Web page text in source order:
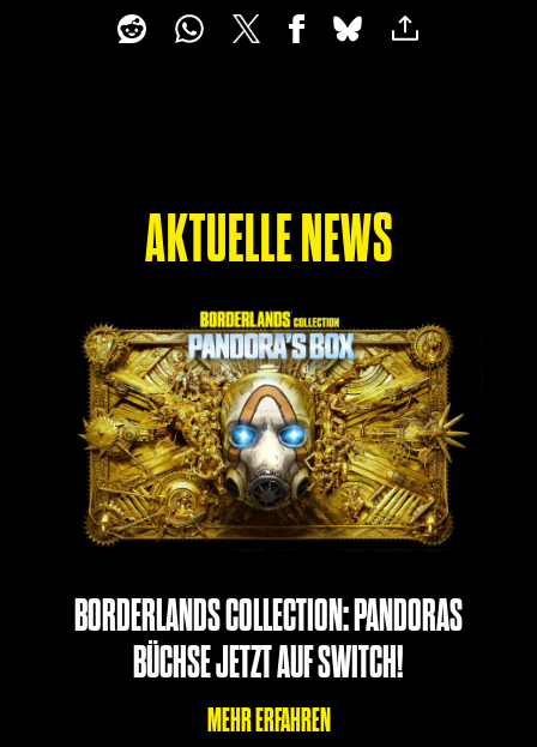
AKTUELLE NEWS
BORDERLANDS COLLECTION: PANDORAS
BÜCHSE JETZT AUF SWITCH!
MEHR ERFAHREN